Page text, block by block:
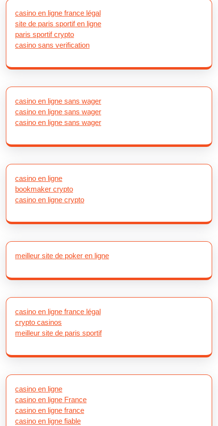
casino en ligne france légal
site de paris sportif en ligne
paris sportif crypto
casino sans verification
casino en ligne sans wager
casino en ligne sans wager
casino en ligne sans wager
casino en ligne
bookmaker crypto
casino en ligne crypto
meilleur site de poker en ligne
casino en ligne france légal
crypto casinos
meilleur site de paris sportif
casino en ligne
casino en ligne France
casino en ligne france
casino en ligne fiable